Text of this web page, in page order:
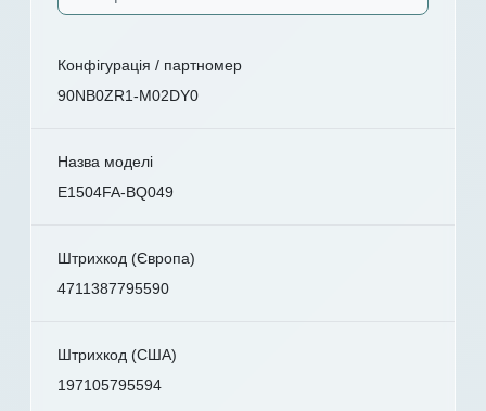
Конфігурація / партномер
90NB0ZR1-M02DY0
Назва моделі
E1504FA-BQ049
Штрихкод (Європа)
4711387795590
Штрихкод (США)
197105795594